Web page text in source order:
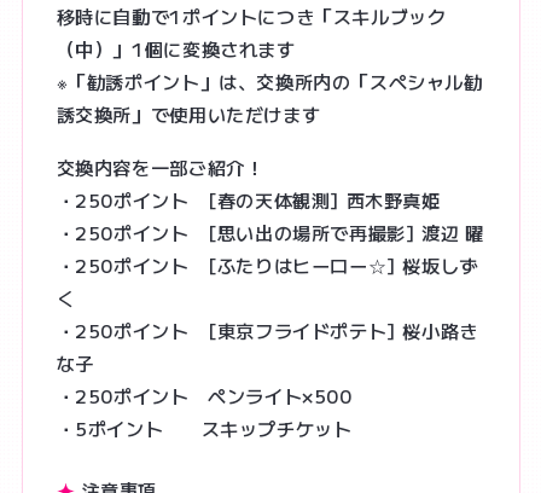
移時に自動で1ポイントにつき「スキルブック
（中）」1個に変換されます
※「勧誘ポイント」は、交換所内の「スペシャル勧
誘交換所」で使用いただけます
交換内容を一部ご紹介！
・250ポイント [春の天体観測] 西木野真姫
・250ポイント [思い出の場所で再撮影] 渡辺 曜
・250ポイント [ふたりはヒーロー☆] 桜坂しず
く
・250ポイント [東京フライドポテト] 桜小路き
な子
・250ポイント ペンライト×500
・5ポイント スキップチケット